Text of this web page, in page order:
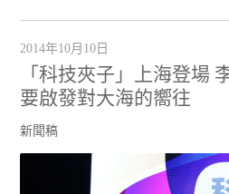
2014年10月10日
「科技夾子」上海登場
要啟發對大海的嚮往
新聞稿